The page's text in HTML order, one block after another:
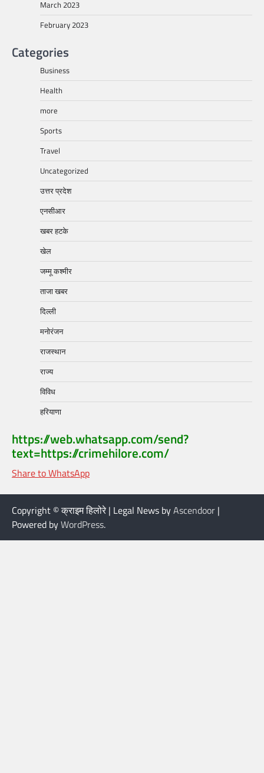
March 2023
February 2023
Categories
Business
Health
more
Sports
Travel
Uncategorized
उत्तर प्रदेश
एनसीआर
खबर हटके
खेल
जम्मू कश्मीर
ताजा खबर
दिल्ली
मनोरंजन
राजस्थान
राज्य
विविध
हरियाणा
https://web.whatsapp.com/send?
text=https://crimehilore.com/
Share to WhatsApp
Copyright © क्राइम हिलोरे | Legal News byAscendoor |
Powered byWordPress.